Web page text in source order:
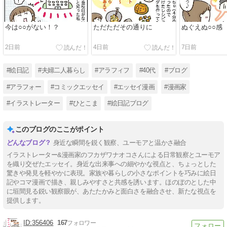
今は○○がない！？
2日前
ただただその通りに
4日前
ぬぐえぬ○○感
7日前
#絵日記 #夫婦二人暮らし #アラフィフ #40代 #ブログ
#アラフォー #コミックエッセイ #エッセイ漫画 #漫画家
#イラストレーター #ひとこま #絵日記ブログ
このブログのここがポイント
身近な瞬間を鋭く観察、ユーモアと温かさ融合
イラストレーター&漫画家のフカザワナオコさんによる日常観察とユーモア
を織り交ぜたエッセイ。身近な出来事への細やかな視点と、ちょっとした
驚きや発見を軽やかに表現。家族や暮らしの小さなポイントを巧みに絵日
記やコマ漫画で描き、親しみやすさと共感を誘います。ほのぼのとした中
に垣間見る鋭い観察眼が、あたたかみと面白さを融合させ、新たな視点を
提供します。
356406 167